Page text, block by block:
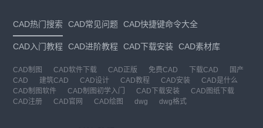
CAD热门搜索 CAD常见问题 CAD快捷键命令大全
CAD入门教程 CAD进阶教程 CAD下载安装 CAD素材库
CAD制图 CAD软件下载 CAD正版 免费CAD 下载CAD
国产
CAD
建筑CAD CAD设计 CAD教程 CAD安装
CAD是什么
CAD制图软件
CAD制图初学入门 CAD下载安装
CAD图纸下载
CAD注册
CAD官网 CAD绘图 dwg dwg格式